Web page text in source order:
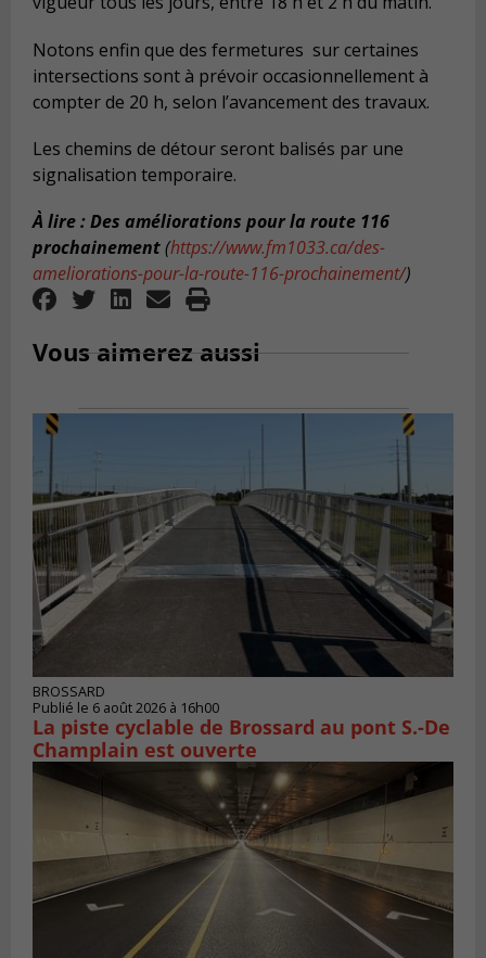
Notons enfin que des fermetures sur certaines
intersections sont à prévoir occasionnellement à
compter de 20 h, selon l’avancement des travaux.
Les chemins de détour seront balisés par une
signalisation temporaire.
À lire : Des améliorations pour la route 116
prochainement(https://www.fm1033.ca/des-
ameliorations-pour-la-route-116-prochainement/)
Vous aimerez aussi
BROSSARD
Publié le 6 août 2026 à 16h00
La piste cyclable de Brossard au pont S.-De
Champlain est ouverte